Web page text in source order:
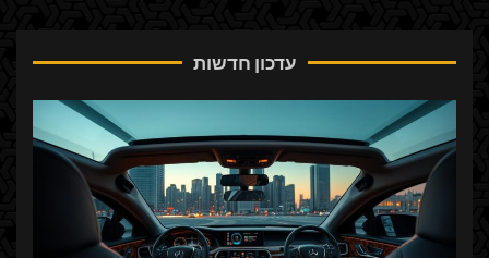
עדכון חדשות